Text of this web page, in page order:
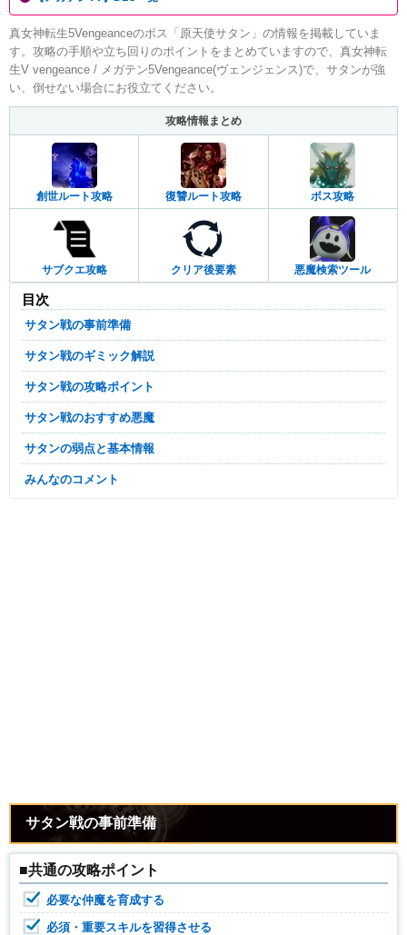
真女神転生5Vengeanceのボス「原天使サタン」の情報を掲載していま
す。攻略の手順や立ち回りのポイントをまとめていますので、真女神転
生V vengeance / メガテン5Vengeance(ヴェンジェンス)で、サタンが強
い、倒せない場合にお役立てください。
攻略情報まとめ
創世ルート攻略 復讐ルート攻略 ボス攻略
サブクエ攻略 クリア後要素 悪魔検索ツール
目次
サタン戦の事前準備
サタン戦のギミック解説
サタン戦の攻略ポイント
サタン戦のおすすめ悪魔
サタンの弱点と基本情報
みんなのコメント
サタン戦の事前準備
■共通の攻略ポイント
必要な仲魔を育成する
必須・重要スキルを習得させる